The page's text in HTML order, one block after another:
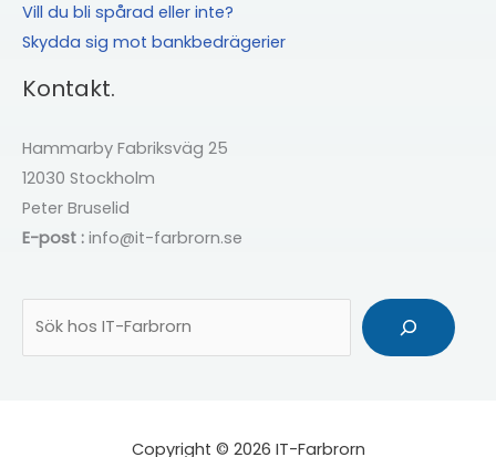
Vill du bli spårad eller inte?
Skydda sig mot bankbedrägerier
Kontakt.
Hammarby Fabriksväg 25
12030 Stockholm
Peter Bruselid
E-post : info@it-farbrorn.se
Copyright © 2026 IT-Farbrorn